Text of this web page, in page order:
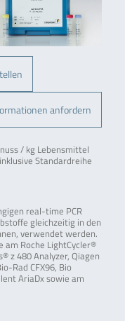
anfordern
/ kg Lebensmittel
Standardreihe
real-time PCR
gleichzeitig in den
verwendet werden.
Roche LightCycler®
z 480 Analyzer, Qiagen
Rad CFX96, Bio
AriaDx sowie am